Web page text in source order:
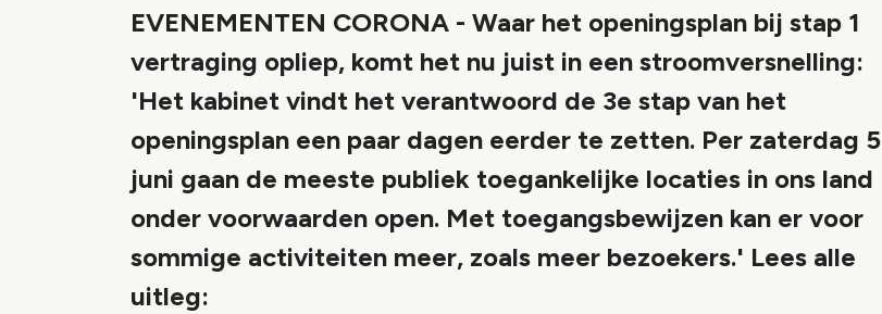
EVENEMENTEN CORONA - Waar het openingsplan bij stap 1
vertraging opliep, komt het nu juist in een stroomversnelling:
'Het kabinet vindt het verantwoord de 3e stap van het
openingsplan een paar dagen eerder te zetten. Per zaterdag 5
juni gaan de meeste publiek toegankelijke locaties in ons land
onder voorwaarden open. Met toegangsbewijzen kan er voor
sommige activiteiten meer, zoals meer bezoekers.' Lees alle
uitleg: